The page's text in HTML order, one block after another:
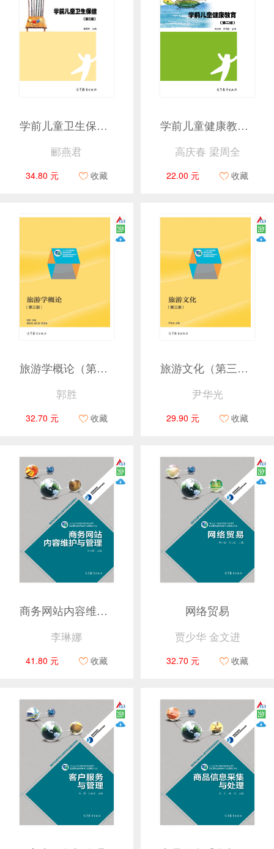
学前儿童卫生保健（第二版）
郦燕君
34.80 元 收藏
学前儿童健康教育(第二版）
高庆春 梁周全
22.00 元 收藏
旅游学概论（第三版）
郭胜
32.70 元 收藏
旅游文化（第三版）
尹华光
29.90 元 收藏
商务网站内容维护与管理
李琳娜
41.80 元 收藏
网络贸易
贾少华 金文进
32.70 元 收藏